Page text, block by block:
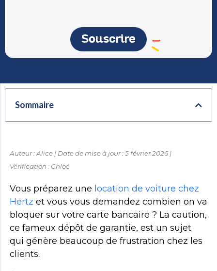
Souscrire
Sommaire
Auteur : Alice | Date de mise à jour : 5 février 2026 |
Vérification : Chloé
Vous préparez une location de voiture chez
Hertz et vous vous demandez combien on va
bloquer sur votre carte bancaire ? La caution,
ce fameux dépôt de garantie, est un sujet
qui génère beaucoup de frustration chez les
clients.